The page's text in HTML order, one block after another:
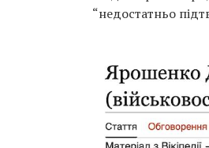
“недостатньо